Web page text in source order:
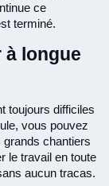
ce
terminé.
longue
toujours difficiles
vous pouvez
chantiers
le travail en toute
aucun tracas.